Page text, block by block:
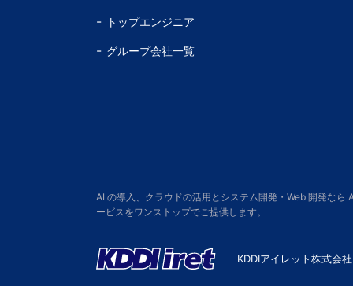
トップエンジニア
グループ会社一覧
AI の導入、クラウドの活用とシステム開発・Web 開発な
ービスをワンストップでご提供します。
KDDIアイレット株式会社